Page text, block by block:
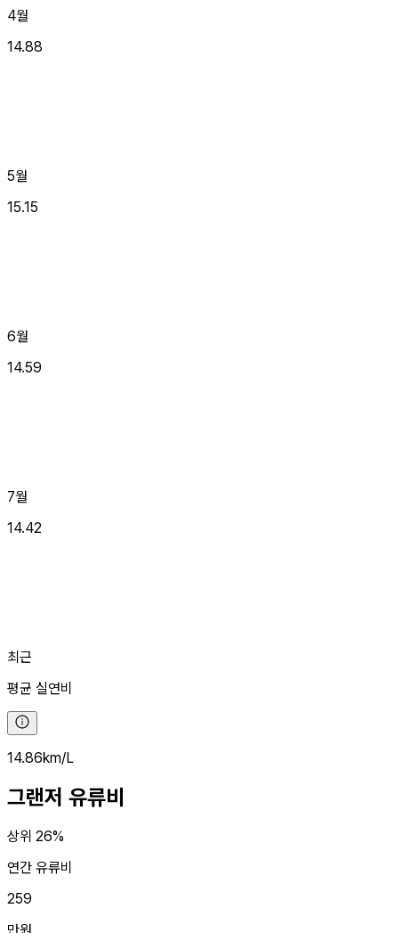
4월
14.88
5월
15.15
6월
14.59
7월
14.42
최근
평균 실연비
14.86km/L
그랜저 유류비
상위 26%
연간 유류비
259